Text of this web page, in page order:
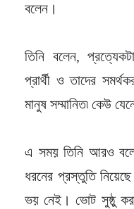
বলেন।
তিনি বলেন,
প্রার্থী ও তাদের
মানুষ সম্মানিত৷ কেউ
এ সময় তিনি আরও
ধরনের প্রস্তুতি
ভয় নেই। ভোট সুষ্ঠু